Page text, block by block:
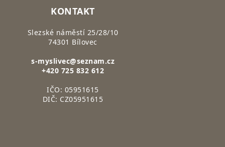
KONTAKT
Slezské náměstí 25/28/10
74301 Bílovec
s-myslivec@seznam.cz
+420 725 832 612
IČO: 05951615
DIČ: CZ05951615